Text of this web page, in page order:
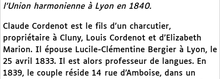
l’Union harmonienne à Lyon en 1840.
Claude Cordenot est le fils d’un charcutier,
propriétaire à Cluny, Louis Cordenot et d’Elizabeth
Marion. Il épouse Lucile-Clémentine Bergier à Lyon, le
25 avril 1833. Il est alors professeur de langues. En
1839, le couple réside 14 rue d’Amboise, dans un